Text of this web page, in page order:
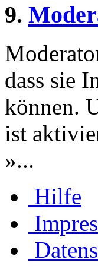
9.
dass sie
können.
ist
»...
Hilfe